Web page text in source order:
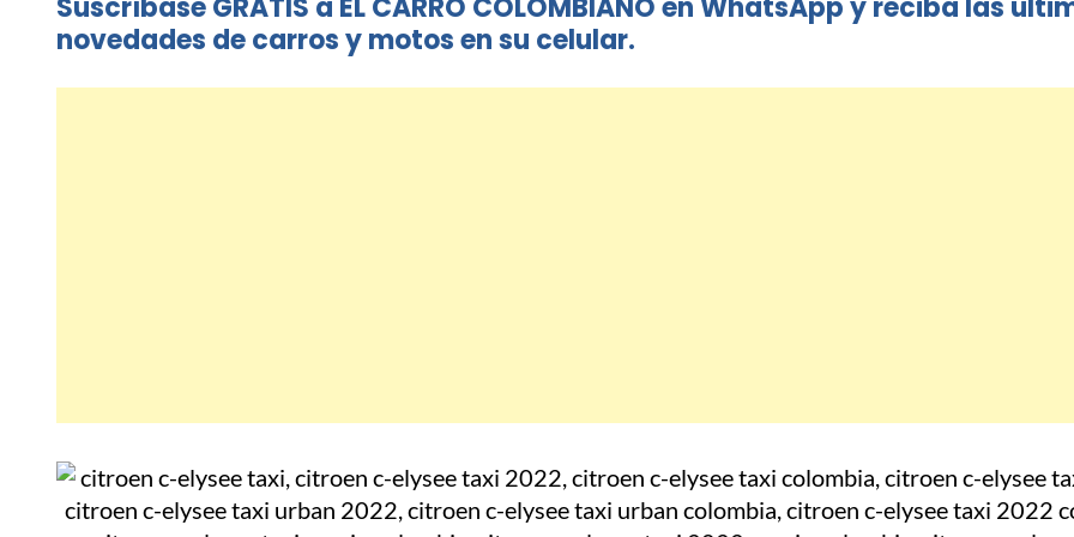
Suscríbase GRATIS a EL CARRO COLOMBIANO en WhatsApp y reciba las
novedades de carros y motos en su celular.